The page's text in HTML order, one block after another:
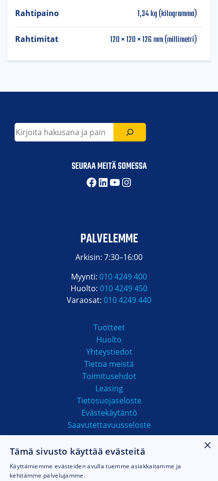
Rahtipaino 1,34 kg (kilogramma)
Rahtimitat 120 × 120 × 126 mm (millimetri)
Etsi
SEURAA MEITÄ SOMESSA
Facebook
LinkedIn
YouTube
Instagram
PALVELEMME
Arkisin: 7:30–16:00
Myynti: 010 4249 400
Huolto: 010 4249 450
Varaosat: 010 4249 440
Tuotteet
Huolto
Yhteystiedot
Tietoa meistä
Toimitusehdot
Leasing
Tietosuojaseloste
Evästekäytäntö
Saavutettavuusseloste
MAKSUTAVAT
×
Tämä sivusto käyttää evästeitä
Käyttämiemme evästeiden avulla tuemme asiakkaitamme ja
kehitämme palvelujamme.